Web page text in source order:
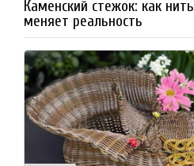
Каменский стежок: как нить
меняет реальность